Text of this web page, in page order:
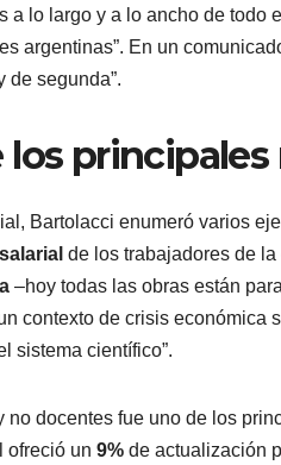
a lo largo y a lo ancho de todo
argentinas”. En un
de segunda”.
los
Bartolacci enumeró varios
de los trabajadores de
–hoy todas las obras están
contexto de crisis económica
sistema científico”.
no docentes fue uno de los
ofreció un 9% de actualización